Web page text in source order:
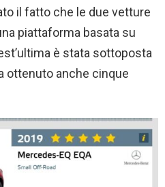
il fatto che le due vetture
piattaforma basata su
è stata sottoposta
ottenuto anche cinque